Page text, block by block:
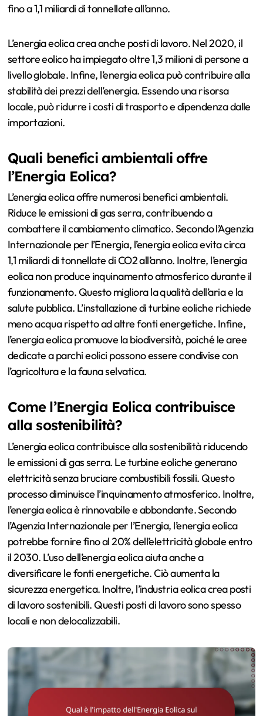
fino a 1,1 miliardi di tonnellate all’anno.
L’energia eolica crea anche posti di lavoro. Nel 2020, il
settore eolico ha impiegato oltre 1,3 milioni di persone a
livello globale. Infine, l’energia eolica può contribuire alla
stabilità dei prezzi dell’energia. Essendo una risorsa
locale, può ridurre i costi di trasporto e dipendenza dalle
importazioni.
Quali benefici ambientali offre
l’Energia Eolica?
L’energia eolica offre numerosi benefici ambientali.
Riduce le emissioni di gas serra, contribuendo a
combattere il cambiamento climatico. Secondo l’Agenzia
Internazionale per l’Energia, l’energia eolica evita circa
1,1 miliardi di tonnellate di CO2 all’anno. Inoltre, l’energia
eolica non produce inquinamento atmosferico durante il
funzionamento. Questo migliora la qualità dell’aria e la
salute pubblica. L’installazione di turbine eoliche richiede
meno acqua rispetto ad altre fonti energetiche. Infine,
l’energia eolica promuove la biodiversità, poiché le aree
dedicate a parchi eolici possono essere condivise con
l’agricoltura e la fauna selvatica.
Come l’Energia Eolica contribuisce
alla sostenibilità?
L’energia eolica contribuisce alla sostenibilità riducendo
le emissioni di gas serra. Le turbine eoliche generano
elettricità senza bruciare combustibili fossili. Questo
processo diminuisce l’inquinamento atmosferico. Inoltre,
l’energia eolica è rinnovabile e abbondante. Secondo
l’Agenzia Internazionale per l’Energia, l’energia eolica
potrebbe fornire fino al 20% dell’elettricità globale entro
il 2030. L’uso dell’energia eolica aiuta anche a
diversificare le fonti energetiche. Ciò aumenta la
sicurezza energetica. Inoltre, l’industria eolica crea posti
di lavoro sostenibili. Questi posti di lavoro sono spesso
locali e non delocalizzabili.